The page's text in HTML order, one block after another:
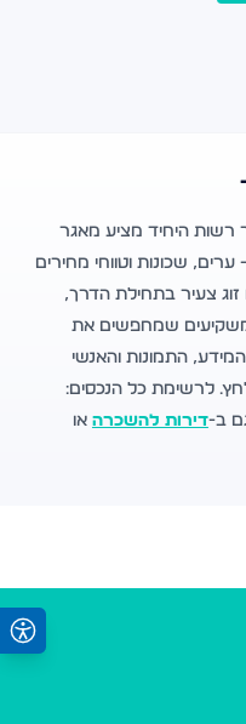
היחיד מציע מאגר
שכונות וטווחי מחירים
צעיר בתחילת הדרך,
שמחפשים את
התמונות והאנשי
לרשימת כל הנכסים:
ב-דירות להשכרה או